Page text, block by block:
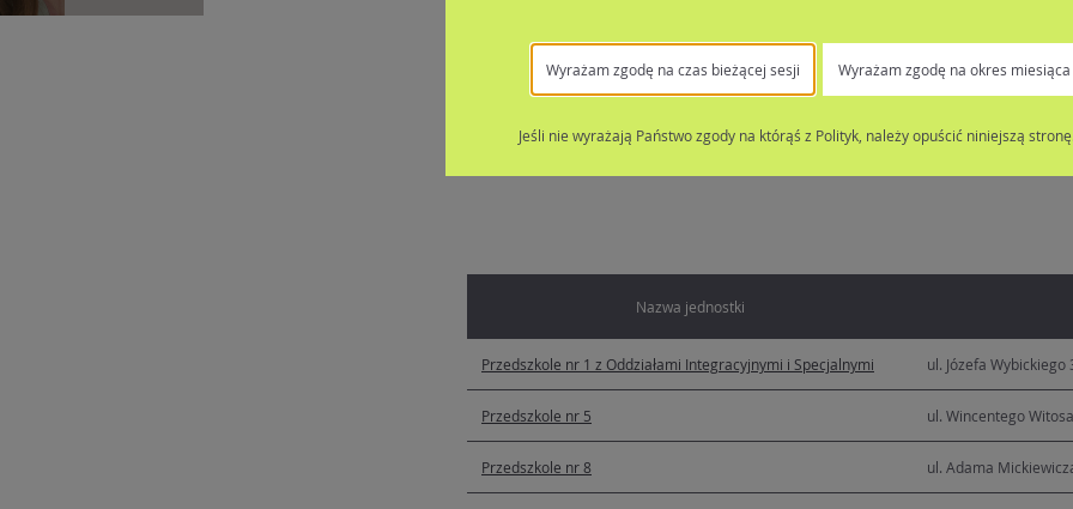
Lista jednostek
Nazwa jednostki
Przedszkole nr 1 z Oddziałami Integracyjnymi i Specjalnymi ul. Józefa
Przedszkole nr 5 ul. Wincentego
Przedszkole nr 8 ul. Adama
Wyrażam zgodę na czas bieżącej sesji Wyrażam zgodę na okres miesiąca
Jeśli nie wyrażają Państwo zgody na którąś z Polityk, należy opuścić niniejszą stronę.